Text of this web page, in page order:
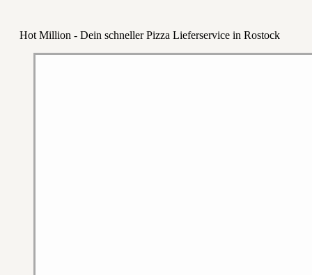
Hot Million - Dein schneller Pizza Lieferservice in Rostock